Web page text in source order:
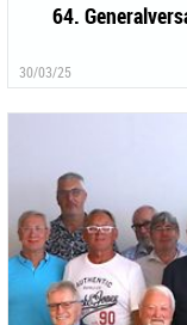
64.
30/03/25